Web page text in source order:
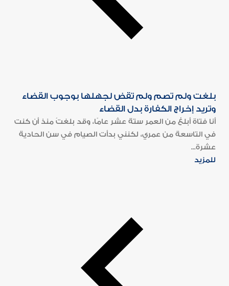
بلغت ولم تصم ولم تقض لجهلها بوجوب القضاء
وتريد إخراج الكفارة بدل القضاء
أنا فتاة أبلغ من العمر ستة عشر عامًا، وقد بلغتُ منذ أن كنت
في التاسعة من عمري، لكنني بدأت الصيام في سن الحادية
عشرة...
للمزيد